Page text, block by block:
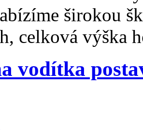
širokou
celková výška
vodítka